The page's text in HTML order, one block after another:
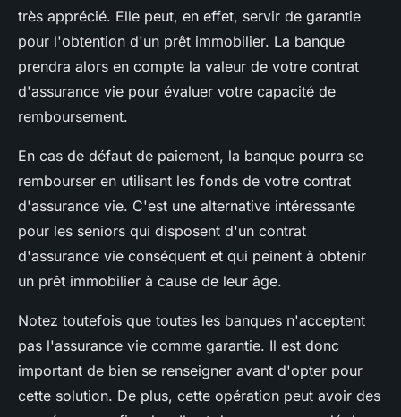
très apprécié. Elle peut, en effet, servir de garantie
pour l'obtention d'un prêt immobilier. La banque
prendra alors en compte la valeur de votre contrat
d'assurance vie pour évaluer votre capacité de
remboursement.
En cas de défaut de paiement, la banque pourra se
rembourser en utilisant les fonds de votre contrat
d'assurance vie. C'est une alternative intéressante
pour les seniors qui disposent d'un contrat
d'assurance vie conséquent et qui peinent à obtenir
un prêt immobilier à cause de leur âge.
Notez toutefois que toutes les banques n'acceptent
pas l'assurance vie comme garantie. Il est donc
important de bien se renseigner avant d'opter pour
cette solution. De plus, cette opération peut avoir des